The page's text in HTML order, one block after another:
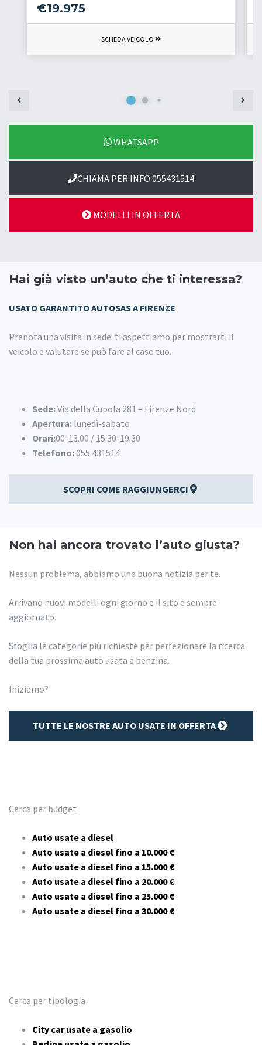
€19.975
SCHEDA VEICOLO
WHATSAPP
CHIAMA PER INFO 055431514
MODELLI IN OFFERTA
Hai già visto un’auto che ti interessa?
USATO GARANTITO AUTOSAS A FIRENZE
Prenota una visita in sede: ti aspettiamo per mostrarti il
veicolo e valutare se può fare al caso tuo.
Sede:Via della Cupola 281 – Firenze Nord
Apertura: lunedì-sabato
Orari:00-13.00 / 15.30-19.30
Telefono:055 431514
SCOPRI COME RAGGIUNGERCI
Non hai ancora trovato l’auto giusta?
Nessun problema, abbiamo una buona notizia per te.
Arrivano nuovi modelli ogni giorno e il sito è sempre
aggiornato.
Sfoglia le categorie più richieste per perfezionare la ricerca
della tua prossima auto usata a benzina.
Iniziamo?
TUTTE LE NOSTRE AUTO USATE IN OFFERTA
Cerca per budget
Auto usate a diesel
Auto usate a diesel fino a 10.000 €
Auto usate a diesel fino a 15.000 €
Auto usate a diesel fino a 20.000 €
Auto usate a diesel fino a 25.000 €
Auto usate a diesel fino a 30.000 €
Cerca per tipologia
City car usate a gasolio